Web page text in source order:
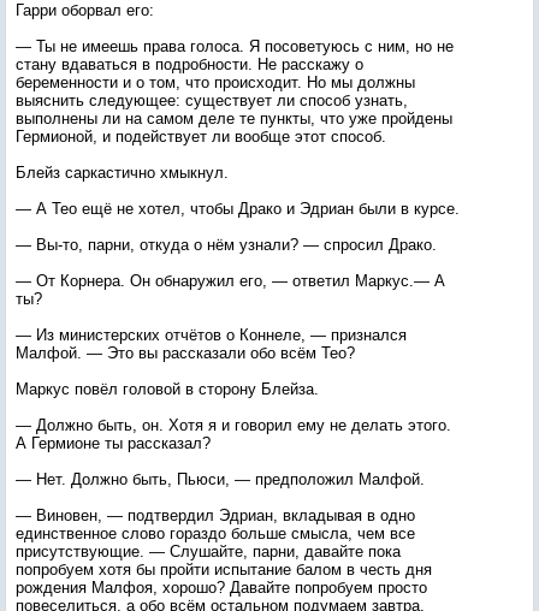
Гарри оборвал его:
— Ты не имеешь права голоса. Я посоветуюсь с ним, но не
стану вдаваться в подробности. Не расскажу о
беременности и о том, что происходит. Но мы должны
выяснить следующее: существует ли способ узнать,
выполнены ли на самом деле те пункты, что уже пройдены
Гермионой, и подействует ли вообще этот способ.
Блейз саркастично хмыкнул.
— А Тео ещё не хотел, чтобы Драко и Эдриан были в курсе.
— Вы-то, парни, откуда о нём узнали? — спросил Драко.
— От Корнера. Он обнаружил его, — ответил Маркус.— А
ты?
— Из министерских отчётов о Коннеле, — признался
Малфой. — Это вы рассказали обо всём Тео?
Маркус повёл головой в сторону Блейза.
— Должно быть, он. Хотя я и говорил ему не делать этого.
А Гермионе ты рассказал?
— Нет. Должно быть, Пьюси, — предположил Малфой.
— Виновен, — подтвердил Эдриан, вкладывая в одно
единственное слово гораздо больше смысла, чем все
присутствующие. — Слушайте, парни, давайте пока
попробуем хотя бы пройти испытание балом в честь дня
рождения Малфоя, хорошо? Давайте попробуем просто
повеселиться, а обо всём остальном подумаем завтра.